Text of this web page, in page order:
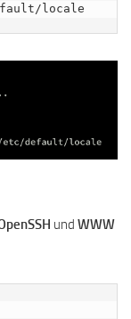
locale
und WWW